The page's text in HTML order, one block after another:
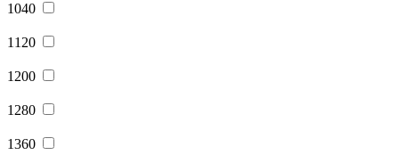
1040
1120
1200
1280
1360